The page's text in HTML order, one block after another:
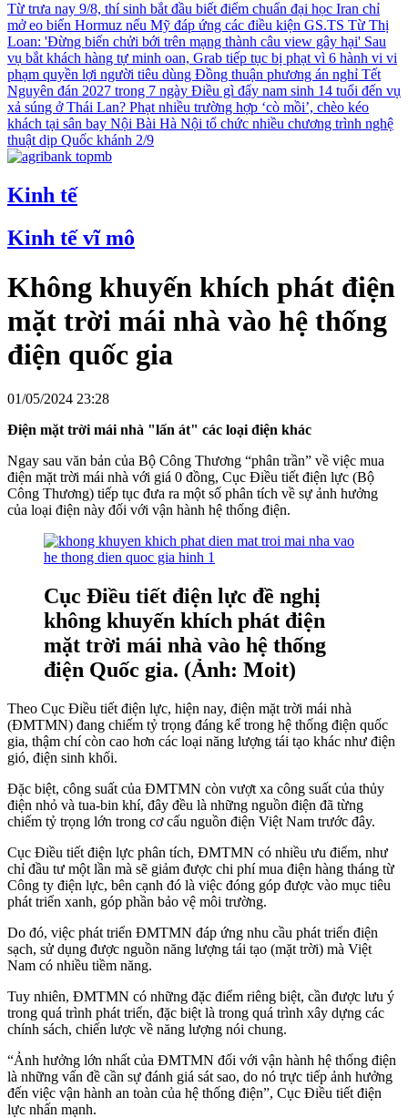
Từ trưa nay 9/8, thí sinh bắt đầu biết điểm chuẩn đại học Iran chỉ
mở eo biển Hormuz nếu Mỹ đáp ứng các điều kiện GS.TS Từ Thị
Loan: 'Đừng biến chửi bới trên mạng thành câu view gây hại' Sau
vụ bắt khách hàng tự minh oan, Grab tiếp tục bị phạt vì 6 hành vi vi
phạm quyền lợi người tiêu dùng Đồng thuận phương án nghỉ Tết
Nguyên đán 2027 trong 7 ngày Điều gì đẩy nam sinh 14 tuổi đến vụ
xả súng ở Thái Lan? Phạt nhiều trường hợp ‘cò mồi’, chèo kéo
khách tại sân bay Nội Bài Hà Nội tổ chức nhiều chương trình nghệ
thuật dịp Quốc khánh 2/9
Kinh tế
Kinh tế vĩ mô
Không khuyến khích phát điện
mặt trời mái nhà vào hệ thống
điện quốc gia
01/05/2024 23:28
Điện mặt trời mái nhà "lấn át" các loại điện khác
Ngay sau văn bản của Bộ Công Thương “phân trần” về việc mua
điện mặt trời mái nhà với giá 0 đồng, Cục Điều tiết điện lực (Bộ
Công Thương) tiếp tục đưa ra một số phân tích về sự ảnh hưởng
của loại điện này đối với vận hành hệ thống điện.
Cục Điều tiết điện lực đề nghị
không khuyến khích phát điện
mặt trời mái nhà vào hệ thống
điện Quốc gia. (Ảnh: Moit)
Theo Cục Điều tiết điện lực, hiện nay, điện mặt trời mái nhà
(ĐMTMN) đang chiếm tỷ trọng đáng kể trong hệ thống điện quốc
gia, thậm chí còn cao hơn các loại năng lượng tái tạo khác như điện
gió, điện sinh khối.
Đặc biệt, công suất của ĐMTMN còn vượt xa công suất của thủy
điện nhỏ và tua-bin khí, đây đều là những nguồn điện đã từng
chiếm tỷ trọng lớn trong cơ cấu nguồn điện Việt Nam trước đây.
Cục Điều tiết điện lực phân tích, ĐMTMN có nhiều ưu điểm, như
chỉ đầu tư một lần mà sẽ giảm được chi phí mua điện hàng tháng từ
Công ty điện lực, bên cạnh đó là việc đóng góp được vào mục tiêu
phát triển xanh, góp phần bảo vệ môi trường.
Do đó, việc phát triển ĐMTMN đáp ứng nhu cầu phát triển điện
sạch, sử dụng được nguồn năng lượng tái tạo (mặt trời) mà Việt
Nam có nhiều tiềm năng.
Tuy nhiên, ĐMTMN có những đặc điểm riêng biệt, cần được lưu ý
trong quá trình phát triển, đặc biệt là trong quá trình xây dựng các
chính sách, chiến lược về năng lượng nói chung.
“Ảnh hưởng lớn nhất của ĐMTMN đối với vận hành hệ thống điện
là những vấn đề cần sự đánh giá sát sao, do nó trực tiếp ảnh hưởng
đến việc vận hành an toàn của hệ thống điện”, Cục Điều tiết điện
lực nhấn mạnh.